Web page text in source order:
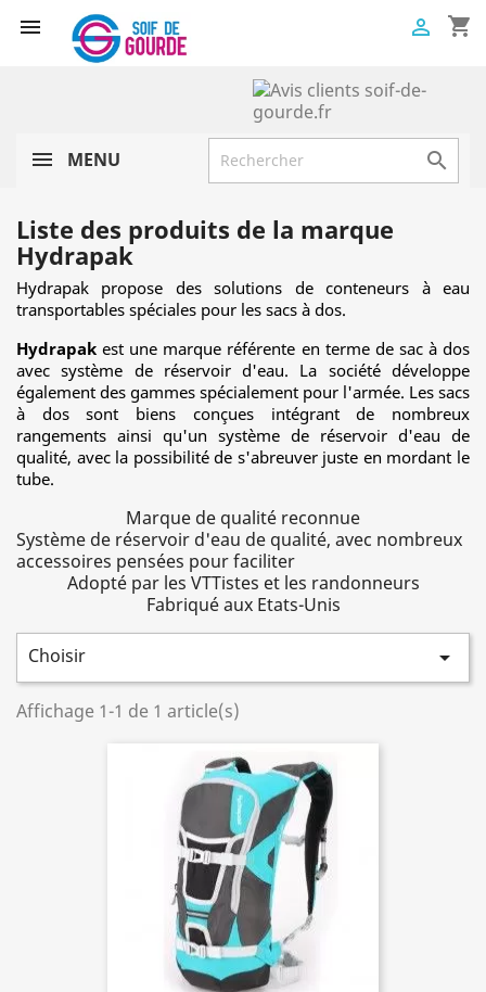
 shopping_cart

MENU 
Liste des produits de la marque
Hydrapak
Hydrapak propose des solutions de conteneurs à eau
transportables spéciales pour les sacs à dos.
Hydrapak est une marque référente en terme de sac à dos
avec système de réservoir d'eau. La société développe
également des gammes spécialement pour l'armée. Les sacs
à dos sont biens conçues intégrant de nombreux
rangements ainsi qu'un système de réservoir d'eau de
qualité, avec la possibilité de s'abreuver juste en mordant le
tube.
Marque de qualité reconnue
Système de réservoir d'eau de qualité, avec nombreux
accessoires pensées pour faciliter
Adopté par les VTTistes et les randonneurs
Fabriqué aux Etats-Unis
Choisir 
Affichage 1-1 de 1 article(s)